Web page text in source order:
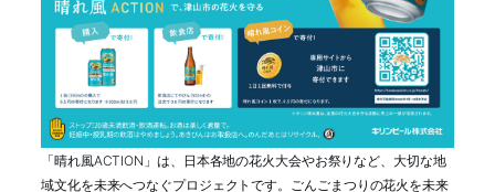
「晴れ風ACTION」は、日本各地の花火大会やお祭りなど、大切な地
域文化を未来へつなぐプロジェクトです。 ごんごまつりの花火を未来